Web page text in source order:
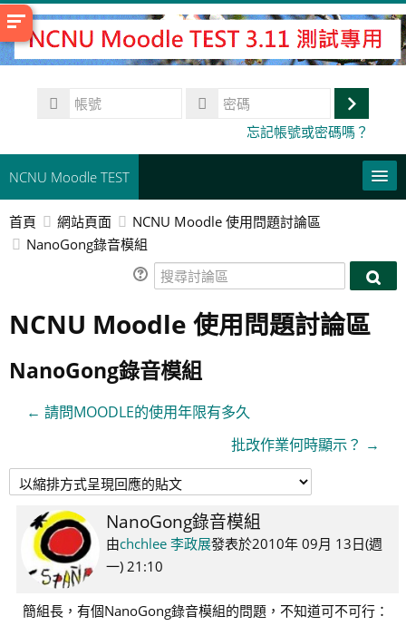
跳
至
主
登
忘記帳號或密碼嗎？
NCNU Moodle TEST
常用連結
尋
課
程
首頁 網站頁面
NCNU Moodle 使用問題討論區
NanoGong錄音模組
搜
討
論
搜
NCNU Moodle 使用問題討論區
NanoGong錄音模組
← 請問MOODLE的使用年限有多久
批改作業何時顯示？ →
NanoGong錄音模組
由chchlee 李政展發表於2010年 09月 13日(週
一) 21:10
Number
of
replies:
簡組長，有個NanoGong錄音模組的問題，不知道可不可行：